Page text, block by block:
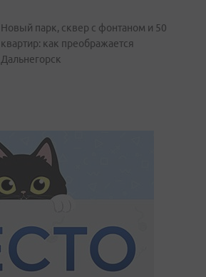
Новый парк, сквер с фонтаном и 50
квартир: как преображается
Дальнегорск